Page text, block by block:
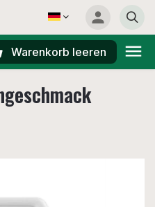
Warenkorb leeren